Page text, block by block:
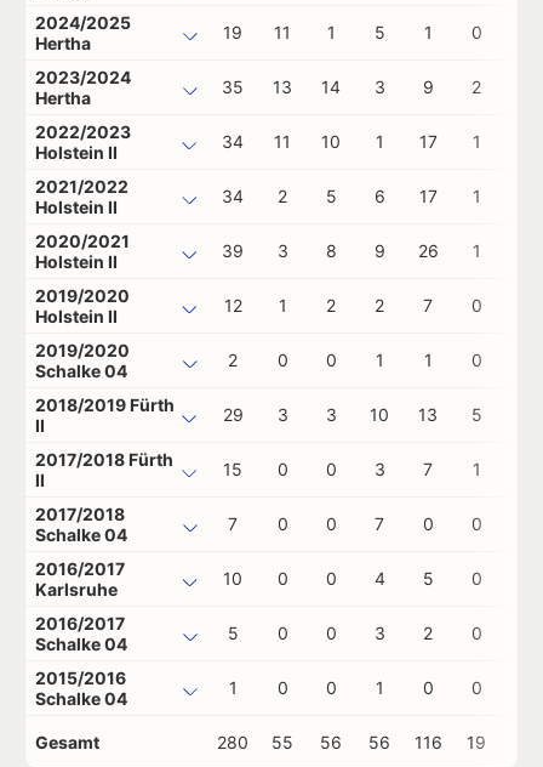
2024/2025
Hertha
19 11 1 5 1 0
2023/2024
Hertha
35 13 14 3 9 2
2022/2023
Holstein II
34 11 10 1 17 1
2021/2022
Holstein II
34 2 5 6 17 1
2020/2021
Holstein II
39 3 8 9 26 1
2019/2020
Holstein II
12 1 2 2 7 0
2019/2020
Schalke 04
2 0 0 1 1 0
2018/2019 Fürth
II
29 3 3 10 13 5
2017/2018 Fürth
II
15 0 0 3 7 1
2017/2018
Schalke 04
7 0 0 7 0 0
2016/2017
Karlsruhe
10 0 0 4 5 0
2016/2017
Schalke 04
5 0 0 3 2 0
2015/2016
Schalke 04
1 0 0 1 0 0
Gesamt 280 55 56 56 116 19